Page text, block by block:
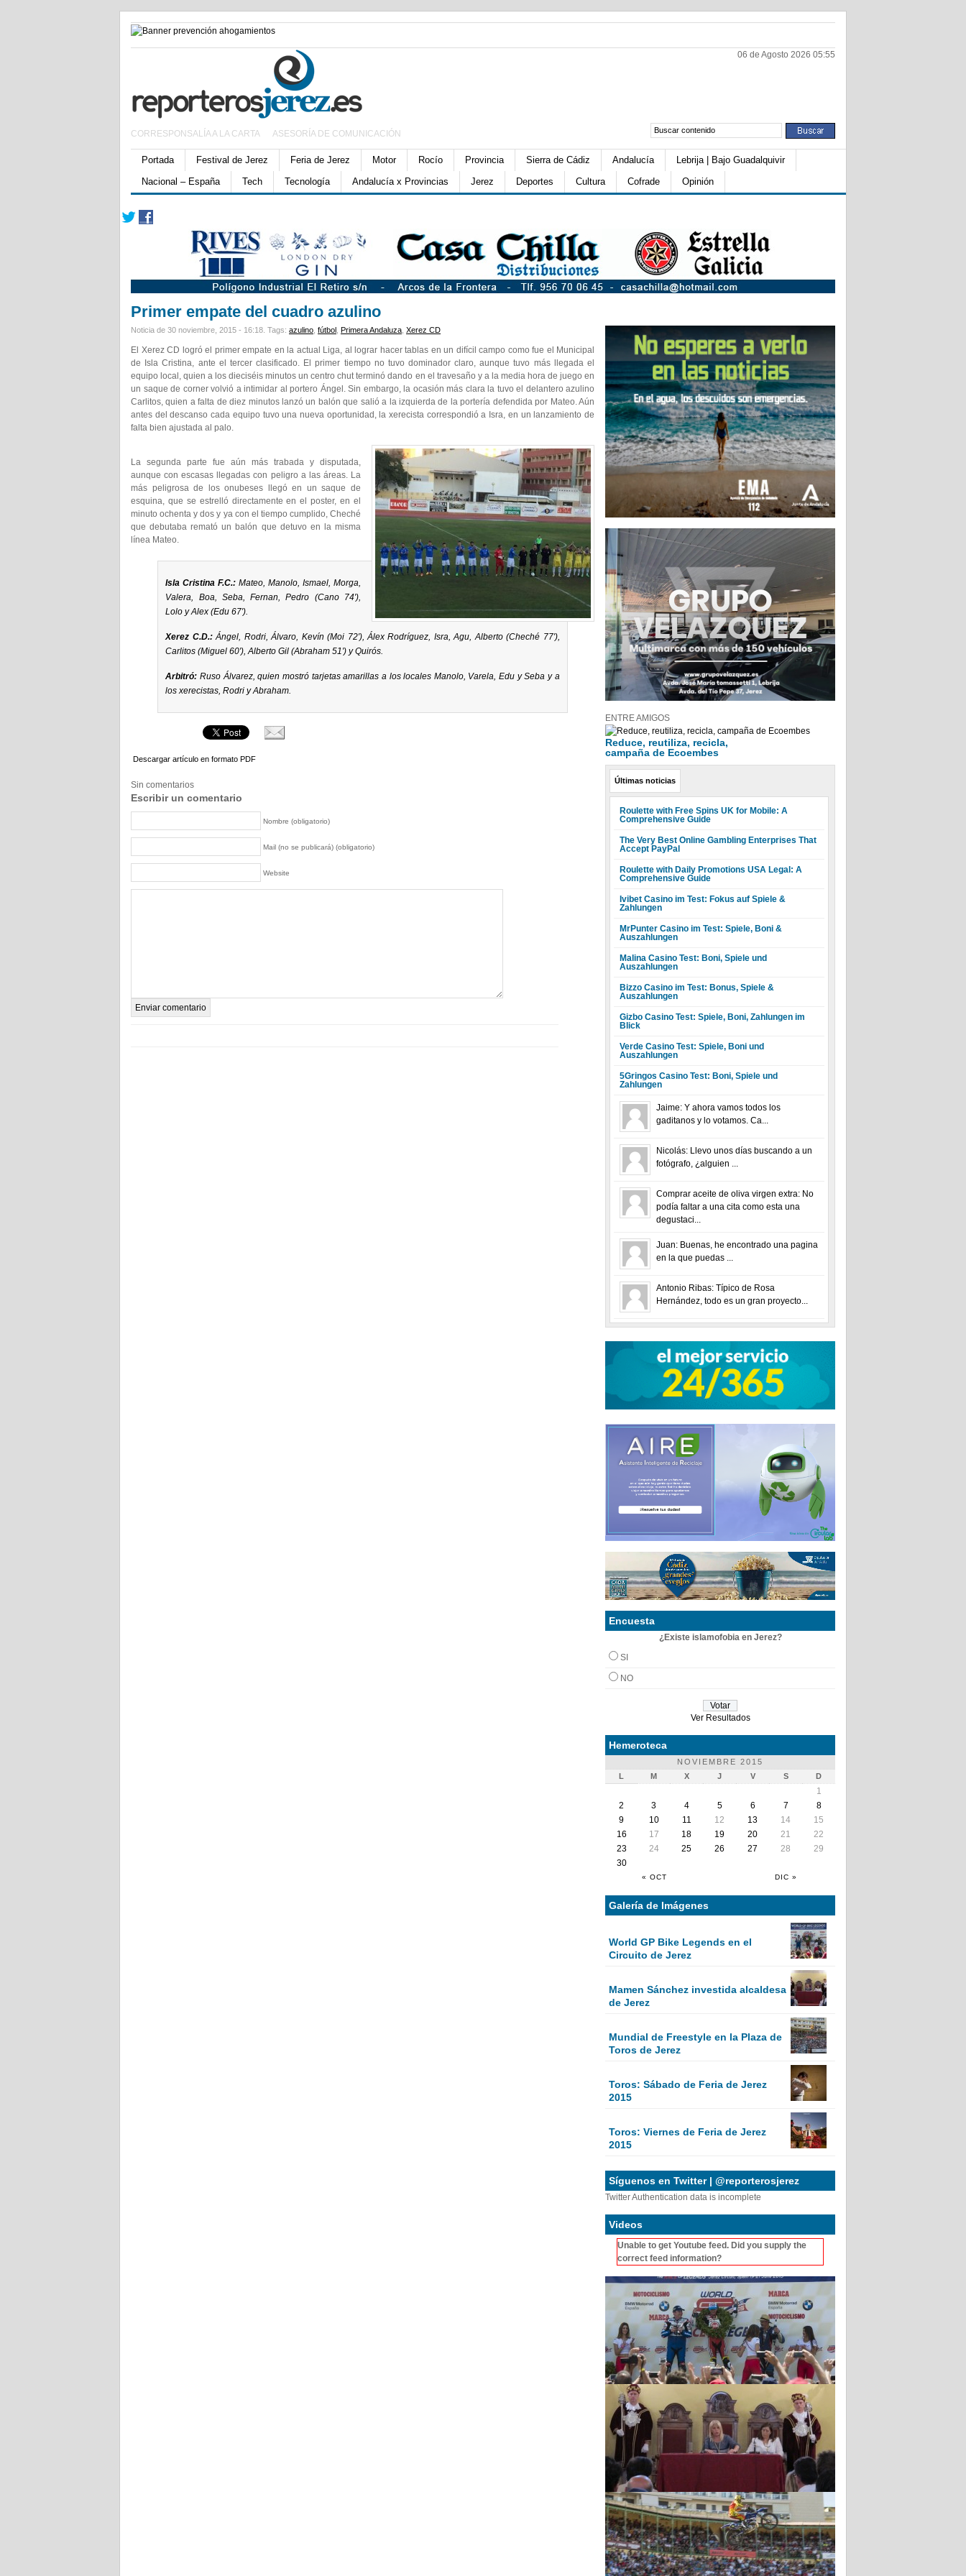
06 de Agosto 2026 05:55
CORRESPONSALÍA A LA CARTA ASESORÍA DE COMUNICACIÓN
Portada Festival de Jerez Feria de Jerez Motor Rocío Provincia Sierra de Cádiz Andalucía
Lebrija | Bajo Guadalquivir
Nacional – España
Tech Tecnología Andalucía x Provincias Jerez Deportes Cultura Cofrade Opinión
Primer empate del cuadro azulino
Noticia de 30 noviembre, 2015 - 16:18. Tags: azulino fútbol Primera Andaluza Xerez CD
El Xerez CD logró el primer empate en la actual Liga, al lograr hacer tablas en un difícil campo como fue el Municipal
de Isla Cristina, ante el tercer clasificado. El primer tiempo no tuvo dominador claro, aunque tuvo más llegada el
equipo local, quien a los dieciséis minutos un centro chut terminó dando en el travesaño y a la media hora de juego en
un saque de corner volvió a intimidar al portero Ángel. Sin embargo, la ocasión más clara la tuvo el delantero azulino
Carlitos, quien a falta de diez minutos lanzó un balón que salió a la izquierda de la portería defendida por Mateo. Aún
antes del descanso cada equipo tuvo una nueva oportunidad, la xerecista correspondió a Isra, en un lanzamiento de
falta bien ajustada al palo.
La segunda parte fue aún más trabada y disputada,
aunque con escasas llegadas con peligro a las áreas. La
más peligrosa de los onubeses llegó en un saque de
esquina, que se estrelló directamente en el poster, en el
minuto ochenta y dos y ya con el tiempo cumplido, Cheché
que debutaba remató un balón que detuvo en la misma
línea Mateo.
Isla Cristina F.C.:Mateo, Manolo, Ismael, Morga,
Valera, Boa, Seba, Fernan, Pedro (Cano 74′),
Lolo y Alex (Edu 67′).
Xerez C.D.:Ángel, Rodri, Álvaro, Kevín (Moi 72′), Álex Rodríguez, Isra, Agu, Alberto (Cheché 77′),
Carlitos (Miguel 60′), Alberto Gil (Abraham 51′) y Quirós.
Arbitró: Ruso Álvarez, quien mostró tarjetas amarillas a los locales Manolo, Varela, Edu y Seba y a
los xerecistas, Rodri y Abraham.
Descargar artículo en formato PDF
Sin comentarios
Escribir un comentario
Nombre (obligatorio)
Mail (no se publicará) (obligatorio)
Website
ENTRE AMIGOS
Reduce, reutiliza, recicla,
campaña de Ecoembes
Últimas noticias
Roulette with Free Spins UK for Mobile: A
Comprehensive Guide
The Very Best Online Gambling Enterprises That
Accept PayPal
Roulette with Daily Promotions USA Legal: A
Comprehensive Guide
Ivibet Casino im Test: Fokus auf Spiele &
Zahlungen
MrPunter Casino im Test: Spiele, Boni &
Auszahlungen
Malina Casino Test: Boni, Spiele und
Auszahlungen
Bizzo Casino im Test: Bonus, Spiele &
Auszahlungen
Gizbo Casino Test: Spiele, Boni, Zahlungen im
Blick
Verde Casino Test: Spiele, Boni und
Auszahlungen
5Gringos Casino Test: Boni, Spiele und
Zahlungen
Jaime: Y ahora vamos todos los
gaditanos y lo votamos. Ca...
Nicolás: Llevo unos días buscando a un
fotógrafo, ¿alguien ...
Comprar aceite de oliva virgen extra: No
podía faltar a una cita como esta una
degustaci...
Juan: Buenas, he encontrado una pagina
en la que puedas ...
Antonio Ribas: Típico de Rosa
Hernández, todo es un gran proyecto...
Encuesta
¿Existe islamofobia en Jerez?
SI
NO
Ver Resultados
Hemeroteca
NOVIEMBRE 2015
L
M X J V S D
« OCT DIC »
1
2
3 4 5 6 7
8
9
10 11 12 13 14
15
16
17 18 19 20 21
22
23
24 25 26 27 28
29
30
Galería de Imágenes
World GP Bike Legends en el
Circuito de Jerez
Mamen Sánchez investida alcaldesa
de Jerez
Mundial de Freestyle en la Plaza de
Toros de Jerez
Toros: Sábado de Feria de Jerez
2015
Toros: Viernes de Feria de Jerez
2015
Síguenos en Twitter | @reporterosjerez
Twitter Authentication data is incomplete
Videos
Unable to get Youtube feed. Did you supply the
correct feed information?